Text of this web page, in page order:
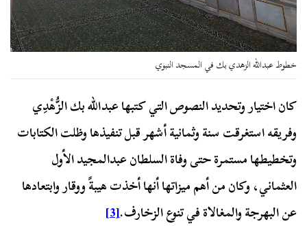
خطوط عبدالله الزهدي بك في المسجد النبوي
كان اختيار وتحديد النصوص التي كتبها عبدالله بك الزُّهْدِي
وفريقه استغرقت سنة وثمانية أشهر قبل تنفيذها وظلت الكتابات
وتخطيطها مستمرة حتى وفاة السلطان عبدالمجيد الأول
العثماني، وكان من أهم ميزاتها أنها أخذت هيبةً ووقار وابتعادها
عن البهرجة والمغالاة في تنوع الزخارف.[3]